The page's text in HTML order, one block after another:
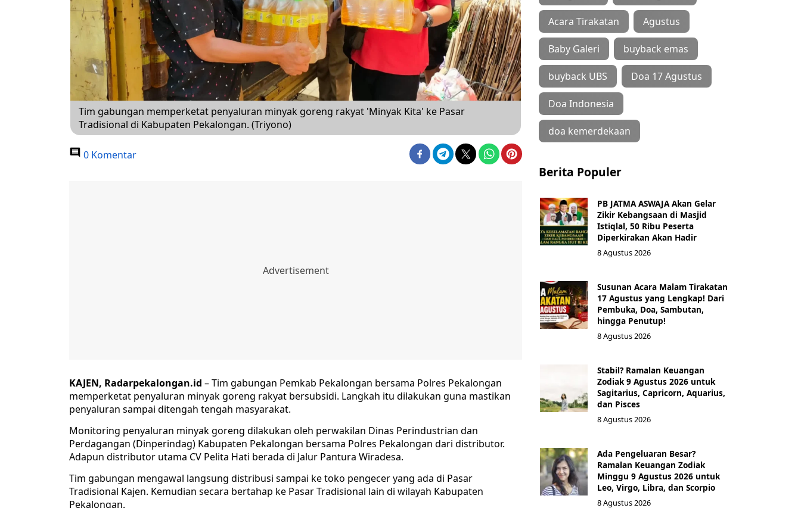
Tim gabungan memperketat penyaluran minyak goreng rakyat 'Minyak Kita' ke Pasar
Tradisional di Kabupaten Pekalongan. (Triyono)
0 Komentar
KAJEN, Radarpekalongan.id – Tim gabungan Pemkab Pekalongan bersama Polres Pekalongan
memperketat penyaluran minyak goreng rakyat bersubsidi. Langkah itu dilakukan guna mastikan
penyaluran sampai ditengah tengah masyarakat.
Monitoring penyaluran minyak goreng dilakukan oleh perwakilan Dinas Perindustrian dan
Perdagangan (Dinperindag) Kabupaten Pekalongan bersama Polres Pekalongan dari distributor.
Adapun distributor utama CV Pelita Hati berada di Jalur Pantura Wiradesa.
Tim gabungan mengawal langsung distribusi sampai ke toko pengecer yang ada di Pasar
Tradisional Kajen. Kemudian secara bertahap ke Pasar Tradisional lain di wilayah Kabupaten
Pekalongan.
Acara Tirakatan Agustus
Baby Galeri buyback emas
buyback UBS Doa 17 Agustus
Doa Indonesia
doa kemerdekaan
Berita Populer
PB JATMA ASWAJA Akan Gelar
Zikir Kebangsaan di Masjid
Istiqlal, 50 Ribu Peserta
Diperkirakan Akan Hadir
8 Agustus 2026
Susunan Acara Malam Tirakatan
17 Agustus yang Lengkap! Dari
Pembuka, Doa, Sambutan,
hingga Penutup!
8 Agustus 2026
Stabil? Ramalan Keuangan
Zodiak 9 Agustus 2026 untuk
Sagitarius, Capricorn, Aquarius,
dan Pisces
8 Agustus 2026
Ada Pengeluaran Besar?
Ramalan Keuangan Zodiak
Minggu 9 Agustus 2026 untuk
Leo, Virgo, Libra, dan Scorpio
8 Agustus 2026